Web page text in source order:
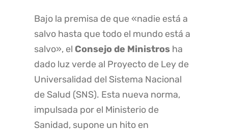
Bajo la premisa de que «nadie está a
salvo hasta que todo el mundo está a
salvo», el Consejo de Ministros ha
dado luz verde al Proyecto de Ley de
Universalidad del Sistema Nacional
de Salud (SNS). Esta nueva norma,
impulsada por el Ministerio de
Sanidad, supone un hito en